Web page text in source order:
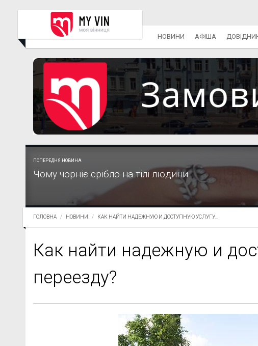
НОВИНИ АФІША
ПОПЕРЕДНЯ НОВИНА
Чому чорніє срібло на тілі людини
ГОЛОВНА НОВИНИ КАК НАЙТИ НАДЕЖНУЮ И ДОСТУПНУЮ УСЛУГУ...
Как найти надежную и
переезду?